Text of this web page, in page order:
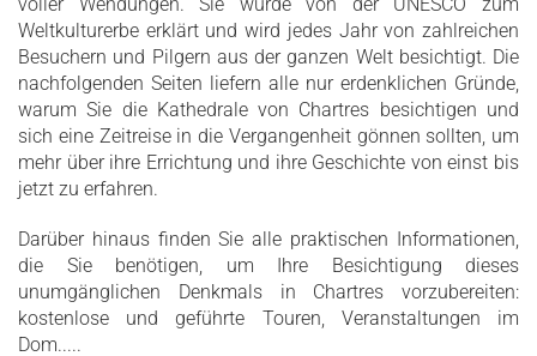
Weltkulturerbe erklärt und wird jedes Jahr von zahlreichen
Besuchern und Pilgern aus der ganzen Welt besichtigt. Die
nachfolgenden Seiten liefern alle nur erdenklichen Gründe,
warum Sie die Kathedrale von Chartres besichtigen und
sich eine Zeitreise in die Vergangenheit gönnen sollten, um
mehr über ihre Errichtung und ihre Geschichte von einst bis
jetzt zu erfahren.
Darüber hinaus finden Sie alle praktischen Informationen,
die Sie benötigen, um Ihre Besichtigung dieses
unumgänglichen Denkmals in Chartres vorzubereiten:
kostenlose und geführte Touren, Veranstaltungen im
Dom.....